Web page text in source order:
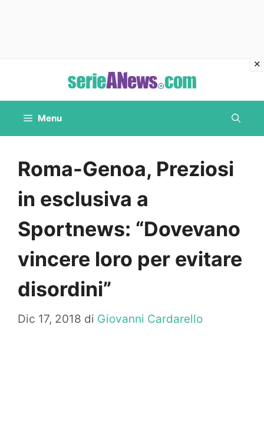
contenuto
Menu
Roma-Genoa, Preziosi
in esclusiva a
Sportnews: “Dovevano
vincere loro per evitare
disordini”
Dic 17, 2018 di Giovanni Cardarello